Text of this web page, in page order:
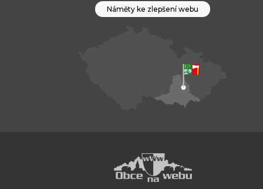
Náměty ke zlepšení webu